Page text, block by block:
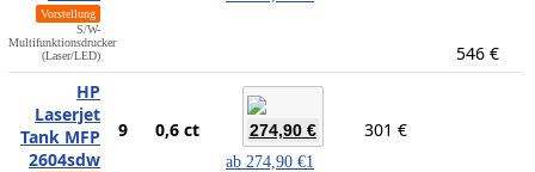
Vorstellung
S/W-
Multifunktionsdrucker
(Laser/LED)
546 €
HP
Laserjet
Tank MFP
2604sdw
9 0,6 ct 274,90 €
ab 274,90 €1
301 €